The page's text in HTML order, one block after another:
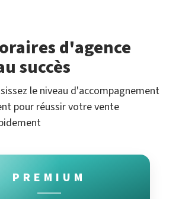
d'agence
succès
le niveau d'accompagnement
pour réussir votre vente
PREMIUM